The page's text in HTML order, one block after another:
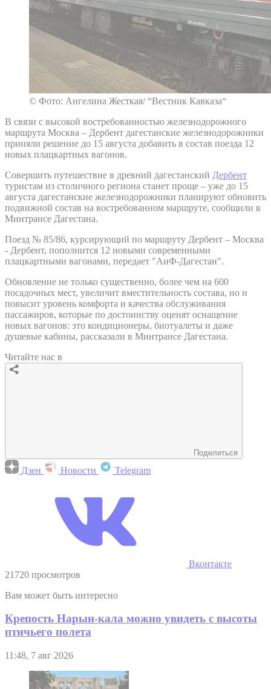
© Фото: Ангелина Жесткая/ “Вестник Кавказа“
В связи с высокой востребованностью железнодорожного
маршрута Москва – Дербент дагестанские железнодорожники
приняли решение до 15 августа добавить в состав поезда 12
новых плацкартных вагонов.
Совершить путешествие в древний дагестанский Дербент
туристам из столичного региона станет проще – уже до 15
августа дагестанские железнодорожники планируют обновить
подвижной состав на востребованном маршруте, сообщили в
Минтрансе Дагестана.
Поезд № 85/86, курсирующий по маршруту Дербент – Москва
- Дербент, пополнится 12 новыми современными
плацкартными вагонами, передает "АиФ-Дагестан".
Обновление не только существенно, более чем на 600
посадочных мест, увеличит вместительность состава, но и
повысит уровень комфорта и качества обслуживания
пассажиров, которые по достоинству оценят оснащение
новых вагонов: это кондиционеры, биотуалеты и даже
душевые кабины, рассказали в Минтрансе Дагестана.
Читайте нас в
Поделиться
Дзен Новости Telegram
Вконтакте
21720 просмотров
Вам может быть интересно
Крепость Нарын-кала можно увидеть с высоты
птичьего полета
11:48, 7 авг 2026